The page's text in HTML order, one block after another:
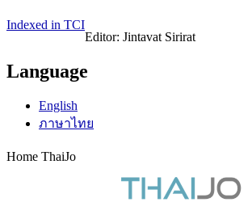
Indexed in TCI
Editor: Jintavat Sirirat
Language
English
ภาษาไทย
Home ThaiJo